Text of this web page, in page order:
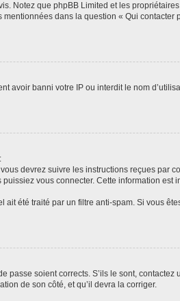
Notez que phpBB Limited et les
dans la question « Qui
avoir banni votre IP ou interdit le nom
devrez suivre les instructions reçues par
vous connecter. Cette information est
été traité par un filtre anti-spam. Si vous
soient corrects. S’ils le sont,
de son côté, et qu’il devra la corriger.